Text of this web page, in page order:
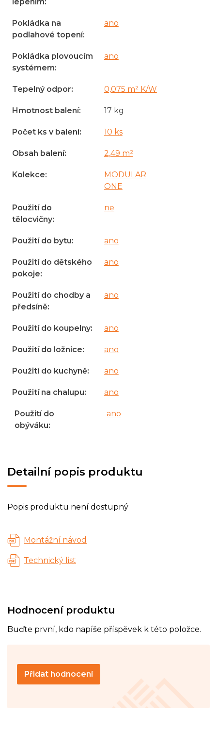
Detailní popis produktu
Popis produktu není dostupný
Pokládka na
podlahové topení:
ano
Pokládka plovoucím
systémem:
ano
Tepelný odpor: 0,075 m² K/W
Hmotnost balení: 17 kg
Počet ks v balení: 10 ks
Obsah balení: 2,49 m²
Kolekce:
MODULAR
ONE
Použití do
tělocvičny:
ne
Použití do bytu: ano
Použití do dětského
pokoje:
ano
Použití do chodby a
předsíně:
ano
Použití do koupelny: ano
Použití do ložnice: ano
Použití do kuchyně: ano
Použití na chalupu: ano
Použití do
obýváku:
ano
Montážní návod
Technický list
Hodnocení produktu
Buďte první, kdo napíše příspěvek k této položce.
Přidat hodnocení